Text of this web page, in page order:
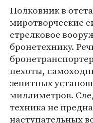
Полковник в
миротворческие
стрелковое
бронетехнику.
пехоты,
зенитных
миллиметров.
техника не
наступательных